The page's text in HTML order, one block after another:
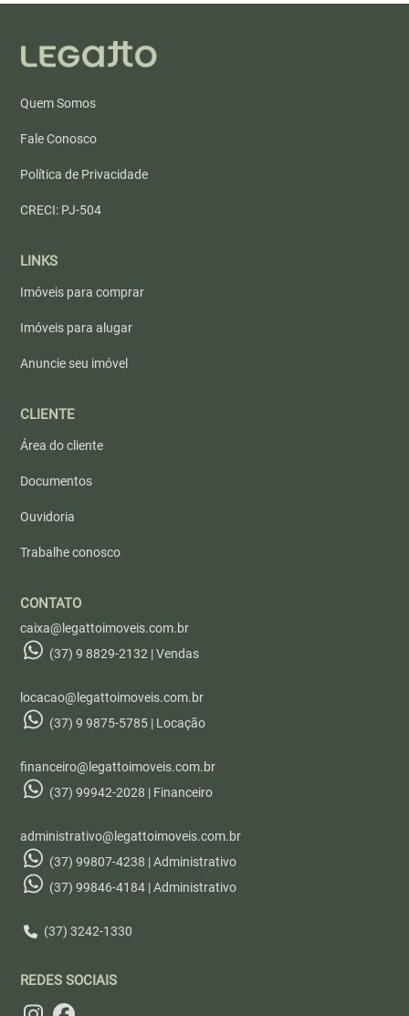
Quem Somos
Fale Conosco
Política de Privacidade
CRECI: PJ-504
LINKS
Imóveis para comprar
Imóveis para alugar
Anuncie seu imóvel
CLIENTE
Área do cliente
Documentos
Ouvidoria
Trabalhe conosco
CONTATO
caixa@legattoimoveis.com.br
(37) 9 8829-2132 | Vendas
locacao@legattoimoveis.com.br
(37) 9 9875-5785 | Locação
financeiro@legattoimoveis.com.br
(37) 99942-2028 | Financeiro
administrativo@legattoimoveis.com.br
(37) 99807-4238 | Administrativo
(37) 99846-4184 | Administrativo
(37) 3242-1330
REDES SOCIAIS